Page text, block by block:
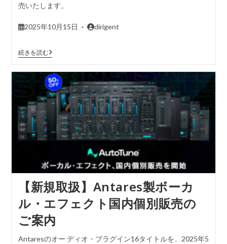
売いたします。
2025年10月15日 dirigent
続きを読む
【新規取扱】Antares製ボーカ
ル・エフェクト国内個別販売の
ご案内
Antaresのオー ディオ・プラグイン16タイトルを、2025年5